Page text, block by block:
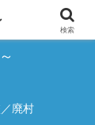
グ
廃村
検索